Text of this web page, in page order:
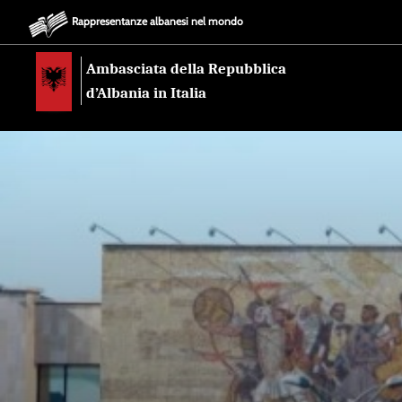
Rappresentanze albanesi nel mondo
Ambasciata della Repubblica
d’Albania in Italia